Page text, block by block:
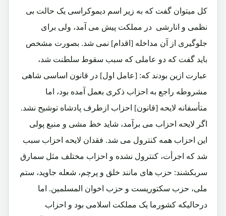
کل میتوان گفت که به زیر اسم دیموکراسی یک حالت بی
نظمی و انارشی در مملکت پیش می آمد، ولی برای
جلوگیری از آن مداخله [اقدام] نمی شد. بصورت مشخص
باید گفت که دو عاملی که سبب سقوط سلطنت شد،
عبارت ازین بودند که: [عامل اول] در قانون اساسی شاهی
مشروطه راجع به احزاب ذکری بعمل آمده بود، اما
متأسفانه لایحه [قانون] احزاب ازطرف پادشاه توشیح نشد.
اگر لایحه احزاب می برآمد، شاید خط مشی و منبع پولی
این احزاب همه کنترول می شد. فقدان لایحه احزاب سبب
شد که اجرأت، کنترول نشده و احزاب مختلف مثل سمارق
سربکشند: حزب های مانند خلق و پرچم، شعله جاوید، ستم
ملی، حزب سکتوریست و حزب اخوان المسلمین. اما
درحالیکه کشورما یک مملکت اسلامی بود و احزاب